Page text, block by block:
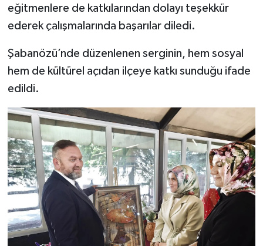
eğitmenlere de katkılarından dolayı teşekkür
ederek çalışmalarında başarılar diledi.
Şabanözü’nde düzenlenen serginin, hem sosyal
hem de kültürel açıdan ilçeye katkı sunduğu ifade
edildi.